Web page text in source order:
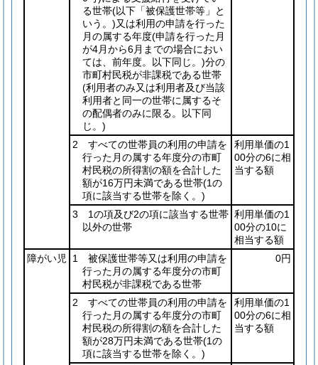
る世帯(以下「被保護世帯等」と
いう。)又は利用の申請を行った
月の属する年度(申請を行った月
が4月から6月までの場合におい
ては、前年度。以下同じ。)分の
市町村民税が非課税である世帯
(利用者のみ又は利用者及び当該
利用者と同一の世帯に属するそ
の配偶者のみに限る。以下同
じ。)
2 すべての世帯員の利用の申請を
行った月の属する年度分の市町
村民税の所得割の額を合計した
額が16万円未満である世帯(1の
項に該当する世帯を除く。)
利用単価の1
00分の6に相
当する額
3 1の項及び2の項に該当する世帯
以外の世帯
利用単価の1
00分の10に
相当する額
障がい児
1 被保護世帯等又は利用の申請を
行った月の属する年度分の市町
村民税が非課税である世帯
0円
2 すべての世帯員の利用の申請を
行った月の属する年度分の市町
村民税の所得割の額を合計した
額が28万円未満である世帯(1の
項に該当する世帯を除く。)
利用単価の1
00分の6に相
当する額